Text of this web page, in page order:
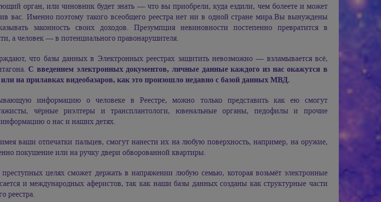
орган, или чиновник будет знать — что вы приобрели, куда ездили, чем болеете и может
вас. Именно поэтому такого всеобщего реестра нет ни в одной стране мира.Вы вынуждены
законность своих доходов. Презумпция невиновности постепенно превратится в
а человек — в потенциального правонарушителя.
что базы данных в Электронных реестрах защитить невозможно — взламывается всё,
С введением электронных документов, личные данные каждого из нас окажутся в
на прилавках видеобазаров, как это произошло недавно с базой данных МВД.
информацию о человеке в Реестре, можно только представить как ею смогут
чёрные риэлтеры и трансплантологи, ювенальные органы, педофилы и прочие
о нас и наших детях.
ваши отпечатки пальцев, смогут нанести их на любую поверхность, например, на оружие,
покушение или на ручку двери обворованной квартиры.
целях сможет держать в напряжении любую семью, которая возьмёт электронные
и международных аферистов, так как наши базы данных созданы как структурные части
реестра.